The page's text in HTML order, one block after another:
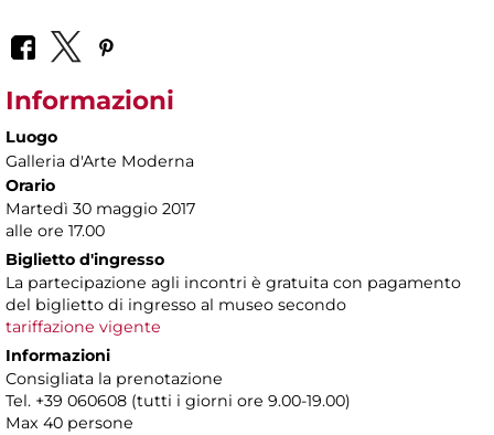
Informazioni
Luogo
Galleria d'Arte Moderna
Orario
Martedì 30 maggio 2017
alle ore 17.00
Biglietto d'ingresso
La partecipazione agli incontri è gratuita con pagamento
del biglietto di ingresso al museo secondo
tariffazione vigente
Informazioni
Consigliata la prenotazione
Tel. +39 060608 (tutti i giorni ore 9.00-19.00)
Max 40 persone